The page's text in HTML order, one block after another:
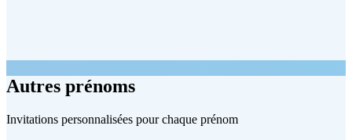
Autres prénoms
Invitations personnalisées pour chaque prénom